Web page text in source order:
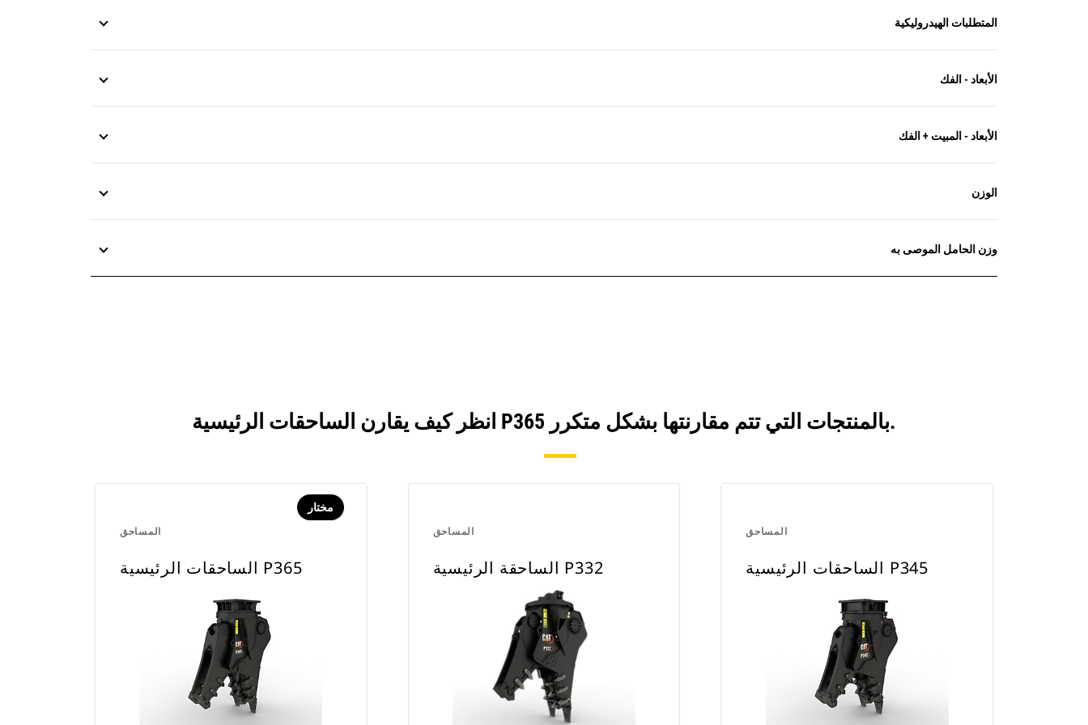
المتطلبات الهيدروليكية
الأبعاد - الفك
الأبعاد - المبيت + الفك
الوزن
وزن الحامل الموصى به
انظر كيف يقارن الساحقات الرئيسية P365 بالمنتجات التي تتم مقارنتها بشكل متكرر.
المساحق
مختار
الساحقات الرئيسية P365
المساحق
الساحقة الرئيسية P332
المساحق
الساحقات الرئيسية P345